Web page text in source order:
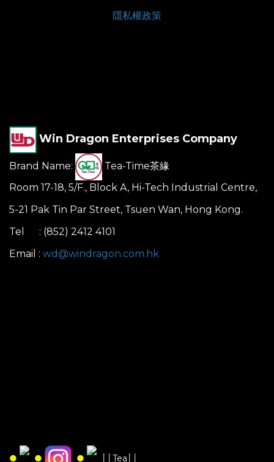
隱私權政策
Win Dragon Enterprises Company
Brand Name:
Tea-Time茶緣
Room 17-18, 5/F., Block A, Hi-Tech Industrial Centre,
5-21 Pak Tin Par Street, Tsuen Wan, Hong Kong.
Tel : (852) 2412 4101
Email : wd@windragon.com.hk
● ● ● ││Tea││